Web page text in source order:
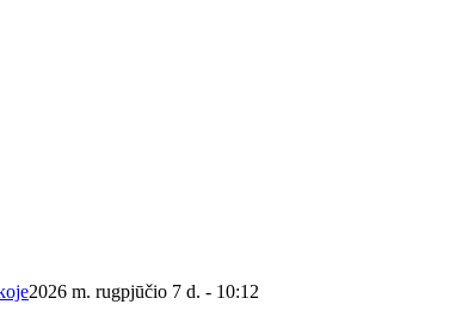
2026 m. rugpjūčio 7 d. - 10:12